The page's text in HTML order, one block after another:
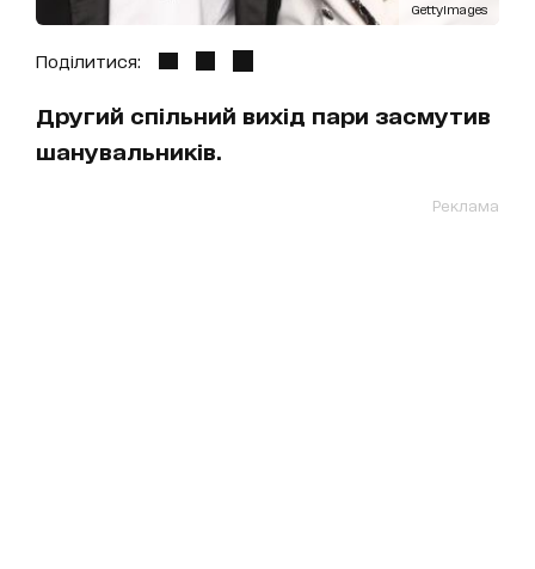
GettyImages
Поділитися:
Другий спільний вихід пари засмутив
шанувальників.
Реклама